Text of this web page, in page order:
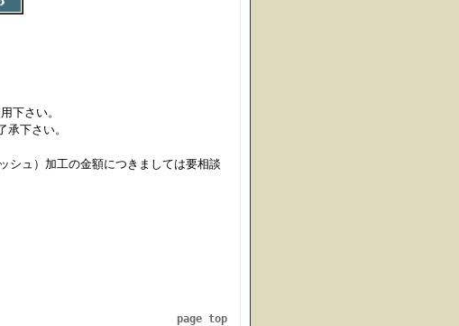
下さい。
下さい。
シュ）加工の金額につきましては要相談
page top